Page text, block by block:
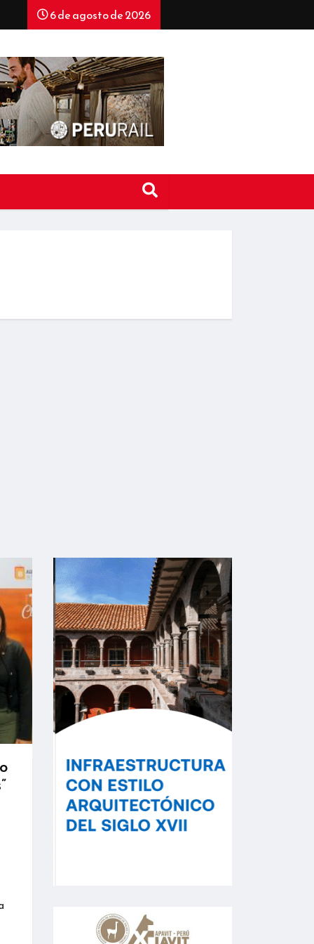
6 de agosto de 2026